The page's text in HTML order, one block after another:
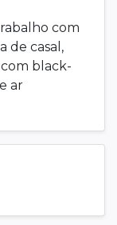
com
de casal,
black-
ar